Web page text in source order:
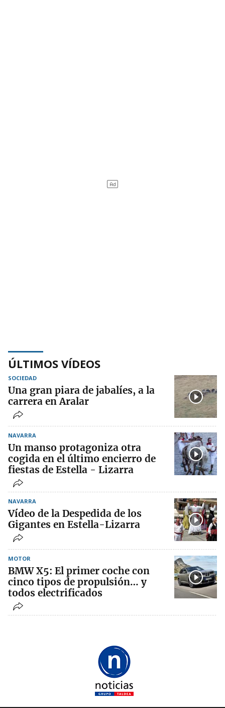
ÚLTIMOS VÍDEOS
SOCIEDAD
Una gran piara de jabalíes, a la
carrera en Aralar
NAVARRA
Un manso protagoniza otra
cogida en el último encierro de
fiestas de Estella - Lizarra
NAVARRA
Vídeo de la Despedida de los
Gigantes en Estella-Lizarra
MOTOR
BMW X5: El primer coche con
cinco tipos de propulsión… y
todos electrificados